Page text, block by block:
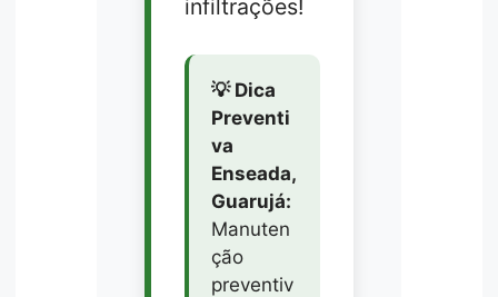
infiltrações!
💡 Dica
Preventi
va
Enseada,
Guarujá:
Manuten
ção
preventiv